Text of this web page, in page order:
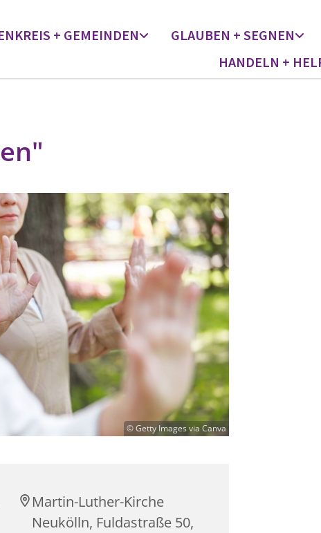
+ GEMEINDEN GLAUBEN + SEGNEN
HANDELN +
© Getty Images via Canva
Martin-Luther-Kirche
Neukölln, Fuldastraße 50,